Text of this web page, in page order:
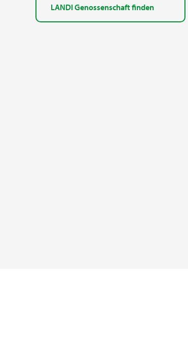
LANDI Genossenschaft finden